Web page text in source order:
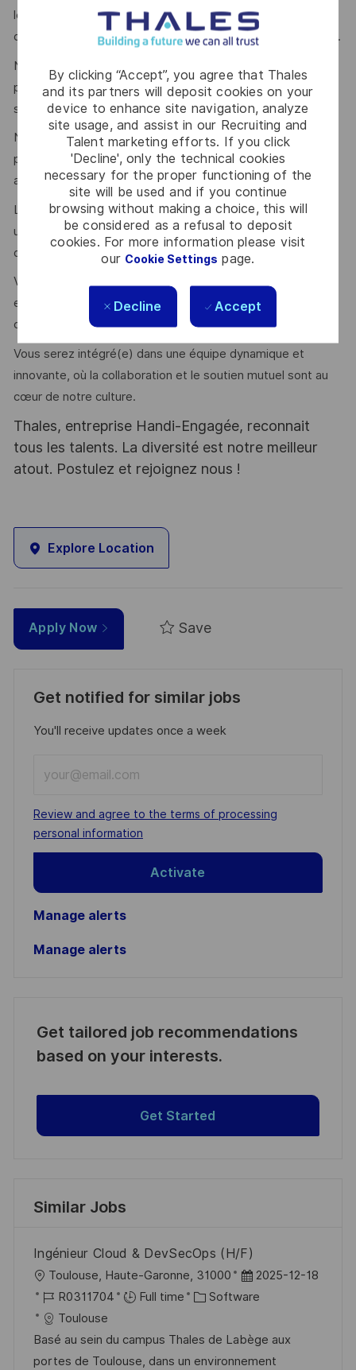
By clicking “Accept”, you agree that Thales
and its partners will deposit cookies on your
device to enhance site navigation, analyze
site usage, and assist in our Recruiting and
Talent marketing efforts. If you click
'Decline', only the technical cookies
necessary for the proper functioning of the
site will be used and if you continue
browsing without making a choice, this will
be considered as a refusal to deposit
cookies. For more information please visit
our Cookie Settings page.
Decline Accept
les domaines de l’Aerospace, de l’énergie, comme de la
défense pour renforcer notre expertise et notre innovation.
Nous utilisons des méthodologies DevSecOps et agiles
pour accélérer le développement et l'exploitation de nos
services cloud.
Nous recherchons une personnalité qui saura apporter sa
pierre à l'édifice, partager ses connaissances et grandir
avec l'équipe.
L'environnement technique est exigeant, mais nous offrons
un cadre de travail stimulant et des opportunités de
développement continu.
Vous bénéficierez de parcours de formation, d'académies
et de communautés internes pour développer vos
compétences et évoluer dans votre carrière.
Vous serez intégré(e) dans une équipe dynamique et
innovante, où la collaboration et le soutien mutuel sont au
cœur de notre culture.
Thales, entreprise Handi-Engagée, reconnait
tous les talents. La diversité est notre meilleur
atout. Postulez et rejoignez nous !
Explore Location
Apply Now Save
Get notified for similar jobs
You'll receive updates once a week
Email
address
(Required)
Required
Review and agree to the terms of processing
personal information
Activate
Manage alerts
Manage alerts
Get tailored job recommendations
based on your interests.
Get Started
Similar Jobs
Ingénieur Cloud & DevSecOps (H/F)
L
o
c
a
t
Toulouse, Haute-Garonne, 31000
P
o
t
e
2025-12-18
J
o
b
I
R0311704 Full time
C
t
e
Software
Toulouse
Basé au sein du campus Thales de Labège aux
portes de Toulouse, dans un environnement